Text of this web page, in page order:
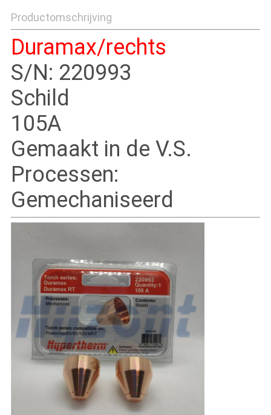
Productomschrijving
Duramax/rechts
S/N: 220993
Schild
105A
Gemaakt in de V.S.
Processen:
Gemechaniseerd